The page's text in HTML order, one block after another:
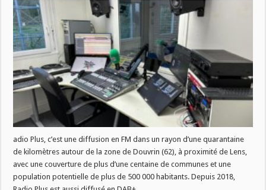
Plus
s’équipe
nouvelles
infrastructures
radio
et
vidéo
avec
Broadcast-
associés !
adio Plus, c’est une diffusion en FM dans un rayon d’une quarantaine
de kilomètres autour de la zone de Douvrin (62), à proximité de Lens,
avec une couverture de plus d’une centaine de communes et une
population potentielle de plus de 500 000 habitants. Depuis 2018,